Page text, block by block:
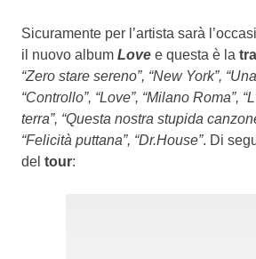
Sicuramente per l’artista sarà
il nuovo album Love e questa è la
“Zero stare sereno”, “New York”,
“Controllo”, “Love”, “Milano Roma”,
terra”, “Questa nostra stupida
“Felicità puttana”, “Dr.House”. Di
del tour: